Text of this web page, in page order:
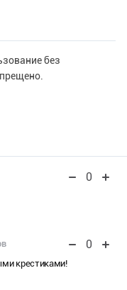
без
0
0
крестиками!